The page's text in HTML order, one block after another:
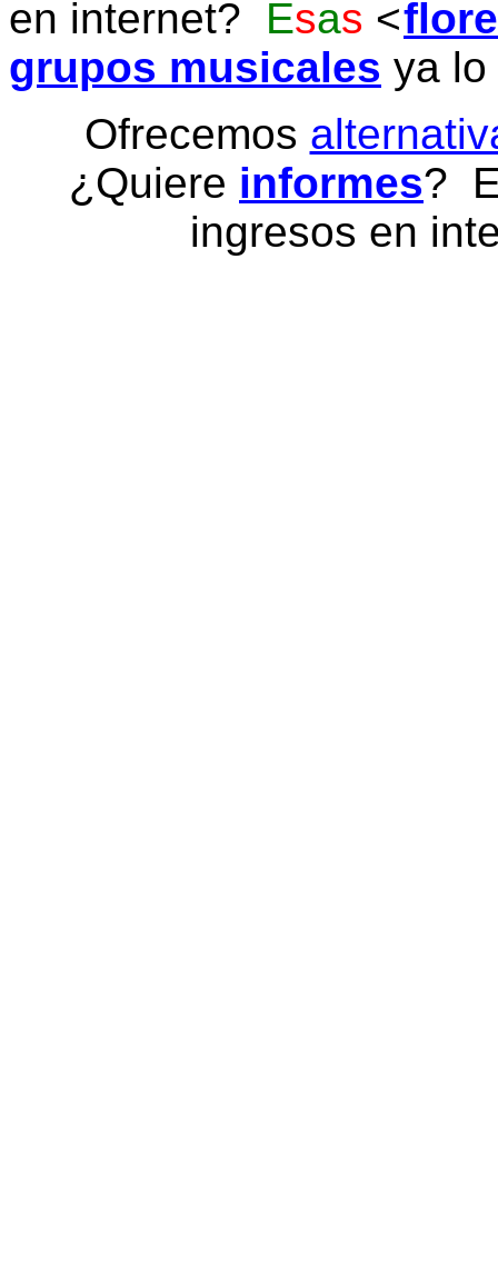
en internet? Esas
grupos musicales ya
Ofrecemos
¿Quiere informes?
ingresos en